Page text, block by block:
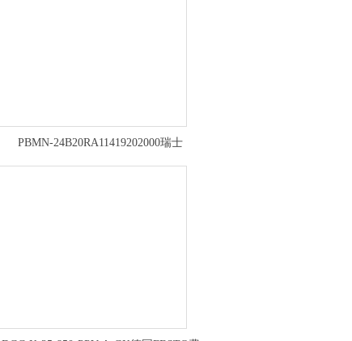
PBMN-24B20RA11419202000瑞士